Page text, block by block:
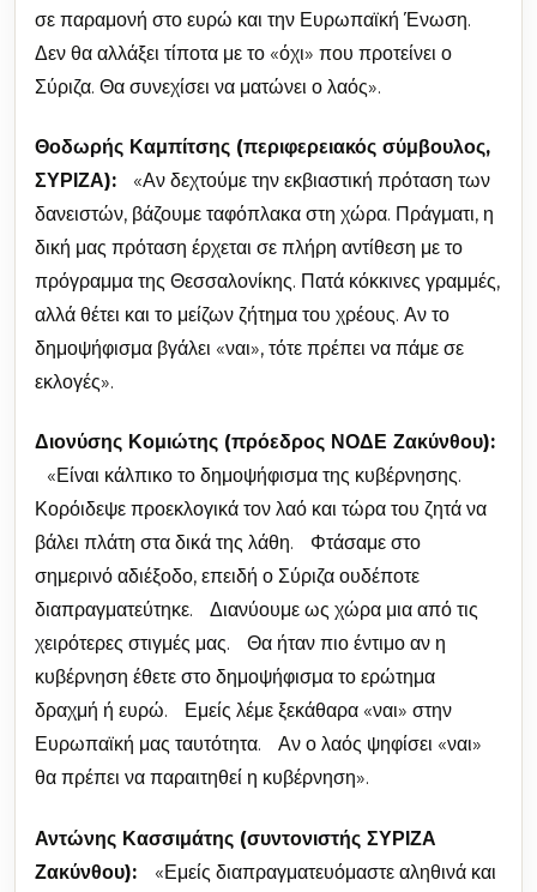
σε παραμονή στο ευρώ και την Ευρωπαϊκή Ένωση.
Δεν θα αλλάξει τίποτα με το «όχι» που προτείνει ο
Σύριζα. Θα συνεχίσει να ματώνει ο λαός».
Θοδωρής Καμπίτσης (περιφερειακός σύμβουλος,
ΣΥΡΙΖΑ): «Αν δεχτούμε την εκβιαστική πρόταση των
δανειστών, βάζουμε ταφόπλακα στη χώρα. Πράγματι, η
δική μας πρόταση έρχεται σε πλήρη αντίθεση με το
πρόγραμμα της Θεσσαλονίκης. Πατά κόκκινες γραμμές,
αλλά θέτει και το μείζων ζήτημα του χρέους. Αν το
δημοψήφισμα βγάλει «ναι», τότε πρέπει να πάμε σε
εκλογές».
Διονύσης Κομιώτης (πρόεδρος ΝΟΔΕ Ζακύνθου):
«Είναι κάλπικο το δημοψήφισμα της κυβέρνησης.
Κορόιδεψε προεκλογικά τον λαό και τώρα του ζητά να
βάλει πλάτη στα δικά της λάθη. Φτάσαμε στο
σημερινό αδιέξοδο, επειδή ο Σύριζα ουδέποτε
διαπραγματεύτηκε. Διανύουμε ως χώρα μια από τις
χειρότερες στιγμές μας. Θα ήταν πιο έντιμο αν η
κυβέρνηση έθετε στο δημοψήφισμα το ερώτημα
δραχμή ή ευρώ. Εμείς λέμε ξεκάθαρα «ναι» στην
Ευρωπαϊκή μας ταυτότητα. Αν ο λαός ψηφίσει «ναι»
θα πρέπει να παραιτηθεί η κυβέρνηση».
Αντώνης Κασσιμάτης (συντονιστής ΣΥΡΙΖΑ
Ζακύνθου): «Εμείς διαπραγματευόμαστε αληθινά και